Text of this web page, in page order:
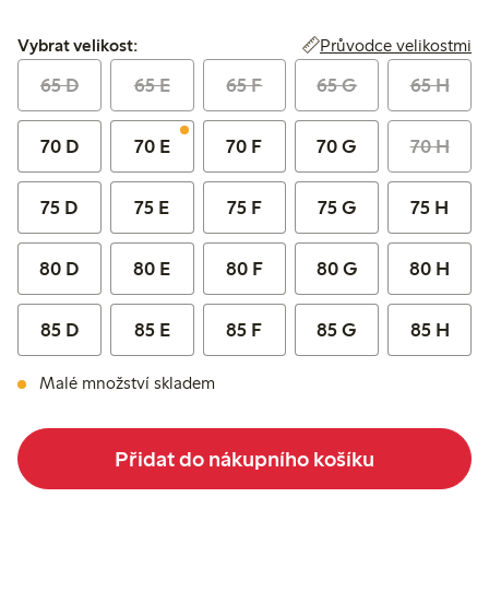
Vybrat velikost:
Vybrat velikost: Průvodce velikostmi
65 D 65 E 65 F 65 G 65 H
70 D 70 E 70 F 70 G 70 H
75 D 75 E 75 F 75 G 75 H
80 D 80 E 80 F 80 G 80 H
85 D 85 E 85 F 85 G 85 H
Malé množství skladem
Přidat do nákupního košíku